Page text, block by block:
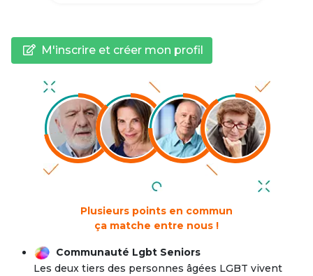
M'inscrire et créer mon profil
Plusieurs points en commun
ça matche entre nous !
Communauté Lgbt Seniors
Les deux tiers des personnes âgées LGBT vivent